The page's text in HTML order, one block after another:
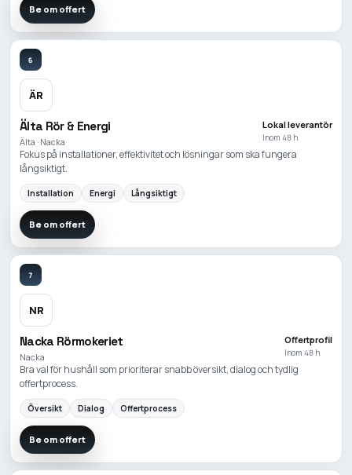
Be om offert
6
ÄR
Älta Rör & Energi
Älta · Nacka
Lokal leverantör
Inom 48 h
Fokus på installationer, effektivitet och lösningar som ska fungera
långsiktigt.
Installation Energi Långsiktigt
Be om offert
7
NR
Nacka Rörmokeriet
Nacka
Offertprofil
Inom 48 h
Bra val för hushåll som prioriterar snabb översikt, dialog och tydlig
offertprocess.
Översikt Dialog Offertprocess
Be om offert